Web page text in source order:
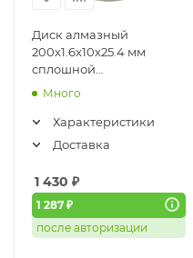
Диск алмазный
200x1.6x10x25.4 мм
сплошной
(керамогранит) СТД
Много
Характеристики
Доставка
1 430 ₽
1 287 ₽
после авторизации